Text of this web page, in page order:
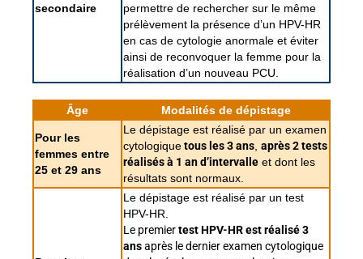
secondaire
permettre de rechercher sur le même
prélèvement la présence d’un HPV-HR
en cas de cytologie anormale et éviter
ainsi de reconvoquer la femme pour la
réalisation d’un nouveau PCU.
Âge Modalités de dépistage
Pour les
femmes entre
25 et 29 ans
Le dépistage est réalisé par un examen
cytologiquetous les 3 ans, après 2 tests
réalisés à 1 an d’intervalle et dont les
résultats sont normaux.
Le dépistage est réalisé par un test
HPV-HR.
Le premiertest HPV-HR est réalisé 3
ansaprès le dernier examen cytologique